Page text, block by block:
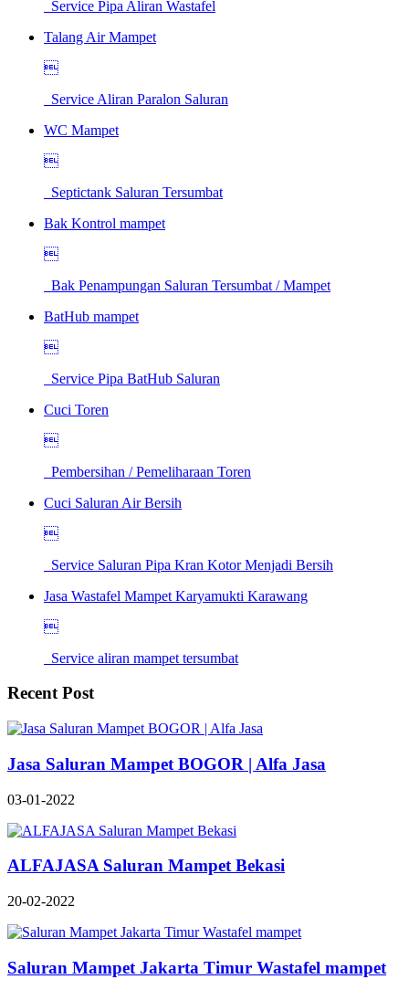
Service Pipa Aliran Wastafel
Talang Air Mampet

Service Aliran Paralon Saluran
WC Mampet

Septictank Saluran Tersumbat
Bak Kontrol mampet

Bak Penampungan Saluran Tersumbat / Mampet
BatHub mampet

Service Pipa BatHub Saluran
Cuci Toren

Pembersihan / Pemeliharaan Toren
Cuci Saluran Air Bersih

Service Saluran Pipa Kran Kotor Menjadi Bersih
Jasa Wastafel Mampet Karyamukti Karawang

Service aliran mampet tersumbat
Recent Post
Jasa Saluran Mampet BOGOR | Alfa Jasa
03-01-2022
ALFAJASA Saluran Mampet Bekasi
20-02-2022
Saluran Mampet Jakarta Timur Wastafel mampet